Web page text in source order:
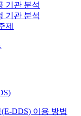
기관 분석
기관 분석
제
DDS) 이용 방법